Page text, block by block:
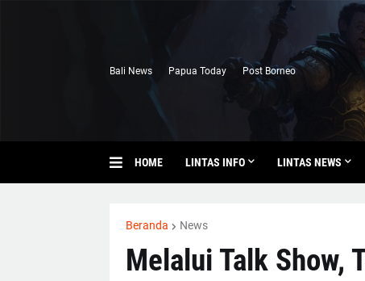
Bali News Papua Today Post Borneo
HOME LINTAS INFO LINTAS NEWS
Beranda News
Melalui Talk Show,